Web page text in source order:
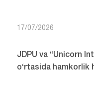
17/07/2026
JDPU va “Unicorn
o‘rtasida hamkorlik